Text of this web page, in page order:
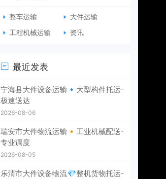
整车运输
大件运输
工程机械运输
资讯
最近发表
宁海县大件设备运输🔹大型构件托运-
极速送达
2026-08-06
瑞安市大件物流运输🔸工业机械配送-
专业调度
2026-08-05
乐清市大件设备物流💎整机货物托运-